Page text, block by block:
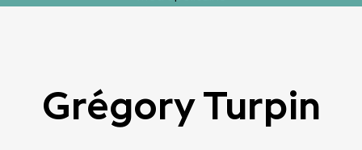
Grégory Turpin